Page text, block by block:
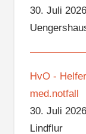
30. Juli 2026
HvO -
med.notfall
30. Juli 2026
Lindflur